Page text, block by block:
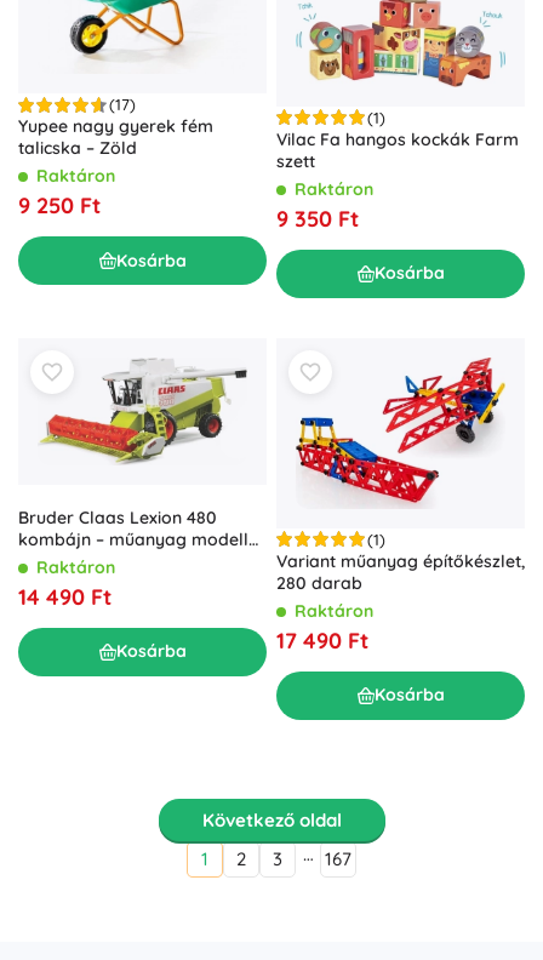
(17)
Yupee nagy gyerek fém
talicska – Zöld
Raktáron
9 250 Ft
Kosárba
(1)
Vilac Fa hangos kockák Farm
szett
Raktáron
9 350 Ft
Kosárba
Bruder Claas Lexion 480
kombájn – műanyag modell
1:20Raktáron
14 490 Ft
Kosárba
(1)
Variant műanyag építőkészlet,
280 darab
Raktáron
17 490 Ft
Kosárba
Következő oldal
1
2 3 … 167